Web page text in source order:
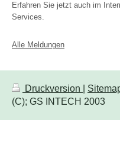
Erfahren Sie jetzt auch im
Services.
Alle Meldungen
Druckversion
(C); GS INTECH 2003